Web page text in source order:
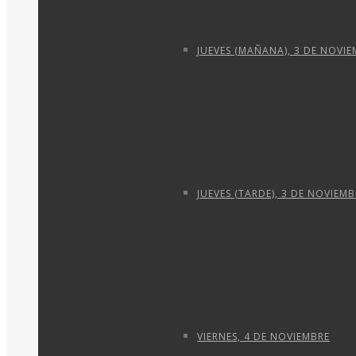
JUEVES (MAÑANA), 3 DE
JUEVES (TARDE), 3 DE
VIERNES, 4 DE NOVIEMBRE